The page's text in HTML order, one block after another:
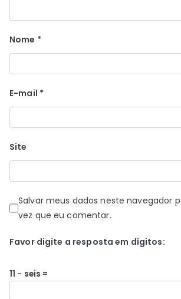
Nome *
E-mail *
Site
Salvar meus dados neste navegador
vez que eu comentar.
Favor digite a resposta em dígitos:
11 − seis =